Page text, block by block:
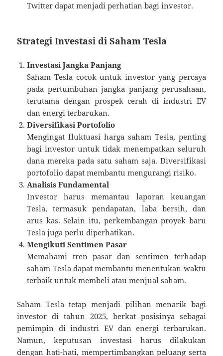
Twitter dapat menjadi perhatian bagi investor.
Strategi Investasi di Saham Tesla
Investasi Jangka Panjang
Saham Tesla cocok untuk investor yang percaya
pada pertumbuhan jangka panjang perusahaan,
terutama dengan prospek cerah di industri EV
dan energi terbarukan.
Diversifikasi Portofolio
Mengingat fluktuasi harga saham Tesla, penting
bagi investor untuk tidak menempatkan seluruh
dana mereka pada satu saham saja. Diversifikasi
portofolio dapat membantu mengurangi risiko.
Analisis Fundamental
Investor harus memantau laporan keuangan
Tesla, termasuk pendapatan, laba bersih, dan
arus kas. Selain itu, perkembangan proyek baru
Tesla juga perlu diperhatikan.
Mengikuti Sentimen Pasar
Memahami tren pasar dan sentimen terhadap
saham Tesla dapat membantu menentukan waktu
terbaik untuk membeli atau menjual saham.
Saham Tesla tetap menjadi pilihan menarik bagi
investor di tahun 2025, berkat posisinya sebagai
pemimpin di industri EV dan energi terbarukan.
Namun, keputusan investasi harus dilakukan
dengan hati-hati, mempertimbangkan peluang serta